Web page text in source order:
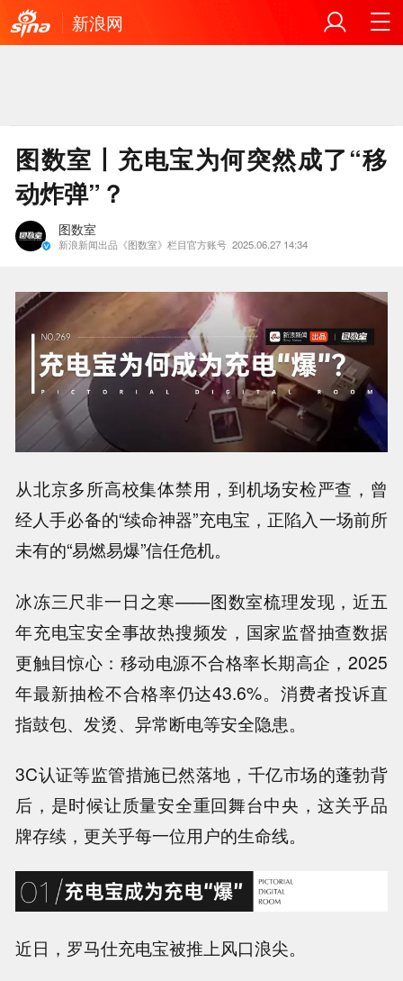
新浪网
图数室丨充电宝为何突然成了“移
动炸弹”？
图数室
新浪新闻出品《图数室》栏目官方账号 2025.06.27 14:34
从北京多所高校集体禁用，到机场安检严查， 曾
经人手必备的“续命神器”充电宝，正陷入一场前所
未有的“易燃易爆”信任危机。
冰冻三尺非一日之寒——图数室梳理发现，近五
年充电宝安全事故热搜频发，国家监督抽查数据
更触目惊心： 移动电源不合格率长期高企，2025
年最新抽检不合格率仍达43.6%。消费者投诉直
指鼓包、发烫、异常断电等安全隐患。
3C认证等监管措施已然落地，千亿市场的蓬勃背
后，是时候让质量安全重回舞台中央， 这关乎品
牌存续，更关乎每一位用户的生命线。
近日，罗马仕充电宝被推上风口浪尖。